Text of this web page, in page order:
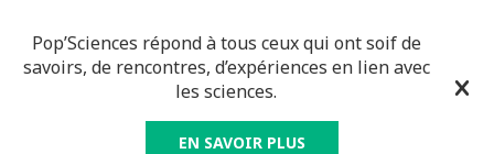
Pop’Sciences répond à tous ceux qui ont soif de
savoirs, de rencontres, d’expériences en lien avec
les sciences.
EN SAVOIR PLUS